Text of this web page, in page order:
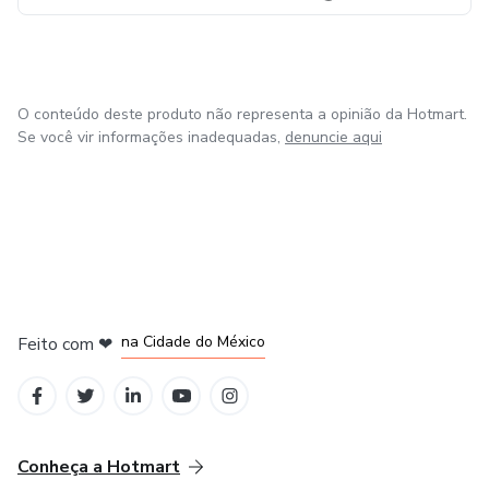
O conteúdo deste produto não representa a opinião da Hotmart.
Se você vir informações inadequadas, denuncie aqui
Feito com ❤ na Cidade do México
Conheça a Hotmart